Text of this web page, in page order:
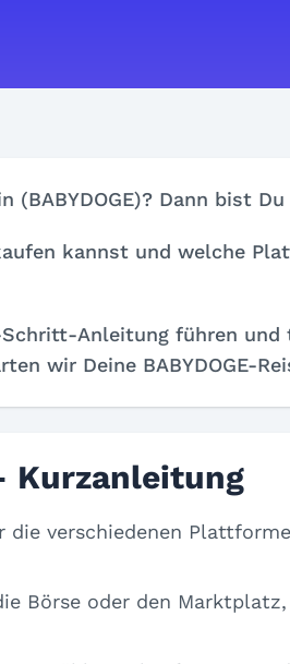
(BABYDOGE)? Dann bist
kannst und welche
Anleitung führen und
wir Deine BABYDOGE-
Kurzanleitung
verschiedenen
Börse oder den